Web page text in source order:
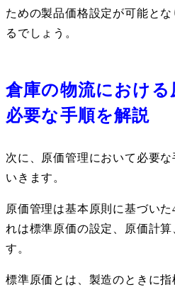
ための製品価格設定が可能と
るでしょう。
倉庫の物流における
必要な手順を解説
次に、原価管理において必要
いきます。
原価管理は基本原則に基づいた
れは標準原価の設定、原価計
す。
標準原価とは、製造のときに